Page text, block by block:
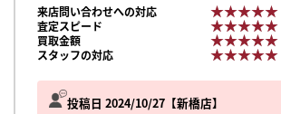
投稿日 2024/10/27 新橋店
来店問い合わせへの対応 ★★★★★
★★★★★
査定スピード
★★★★★
★★★★★
買取金額
★★★★★
★★★★★
スタッフの対応
★★★★★
★★★★★